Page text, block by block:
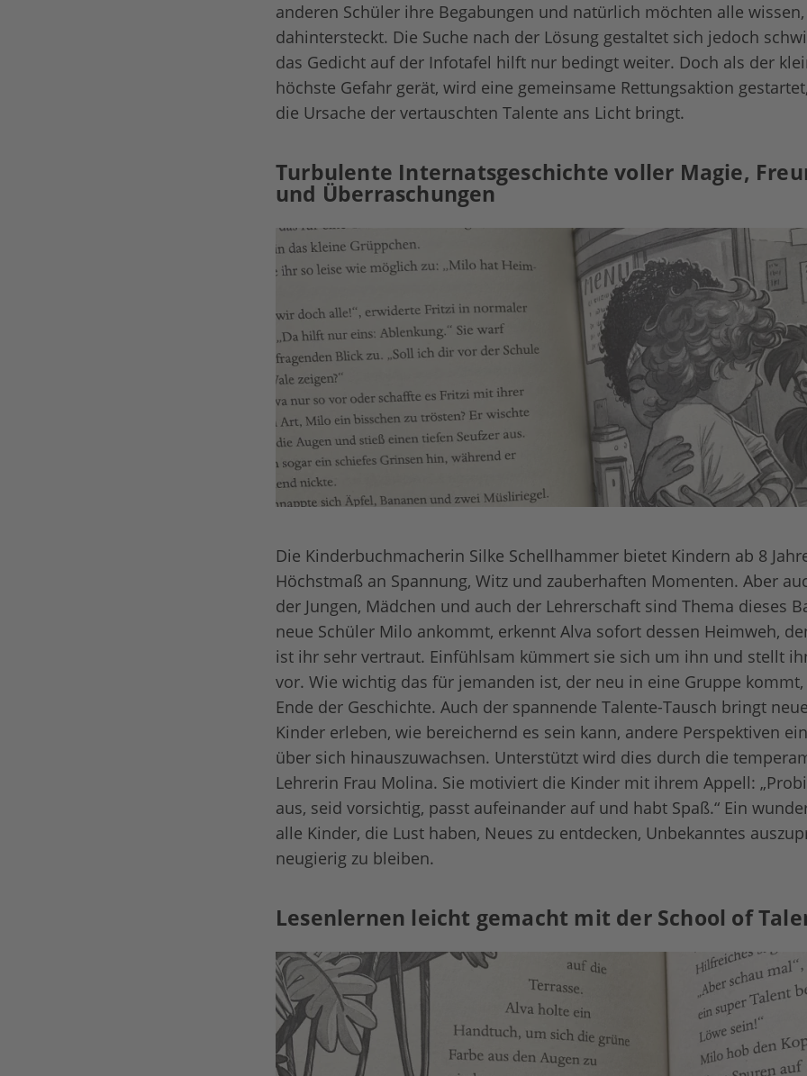
anderen Schüler ihre Begabungen und natürlich möchten alle
dahintersteckt. Die Suche nach der Lösung gestaltet sich jedoch
das Gedicht auf der Infotafel hilft nur bedingt weiter. Doch als der
höchste Gefahr gerät, wird eine gemeinsame Rettungsaktion
die Ursache der vertauschten Talente ans Licht bringt.
Turbulente Internatsgeschichte voller Magie,
und Überraschungen
Die Kinderbuchmacherin Silke Schellhammer bietet Kindern ab 8
Höchstmaß an Spannung, Witz und zauberhaften Momenten. Aber
der Jungen, Mädchen und auch der Lehrerschaft sind Thema dieses
neue Schüler Milo ankommt, erkennt Alva sofort dessen Heimweh,
ist ihr sehr vertraut. Einfühlsam kümmert sie sich um ihn und stellt
vor. Wie wichtig das für jemanden ist, der neu in eine Gruppe
Ende der Geschichte. Auch der spannende Talente-Tausch bringt
Kinder erleben, wie bereichernd es sein kann, andere Perspektiven
über sich hinauszuwachsen. Unterstützt wird dies durch die
Lehrerin Frau Molina. Sie motiviert die Kinder mit ihrem Appell:
aus, seid vorsichtig, passt aufeinander auf und habt Spaß.“ Ein
alle Kinder, die Lust haben, Neues zu entdecken, Unbekanntes
neugierig zu bleiben.
Lesenlernen leicht gemacht mit der School of